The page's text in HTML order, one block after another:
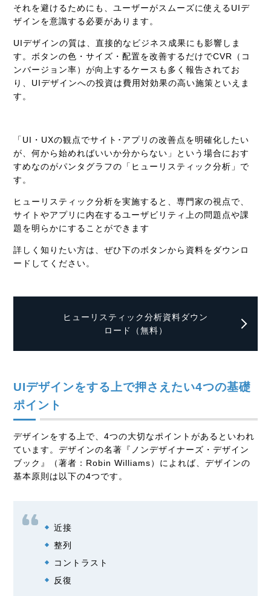
それを避けるためにも、ユーザーがスムーズに使えるUIデ
ザインを意識する必要があります。
UIデザインの質は、直接的なビジネス成果にも影響しま
す。ボタンの色・サイズ・配置を改善するだけでCVR（コ
ンバージョン率）が向上するケースも多く報告されてお
り、UIデザインへの投資は費用対効果の高い施策といえま
す。
「UI・UXの観点でサイト･アプリの改善点を明確化したい
が、何から始めればいいか分からない」という場合におす
すめなのがパンタグラフの「ヒューリスティック分析」で
す。
ヒューリスティック分析を実施すると、専門家の視点で、
サイトやアプリに内在するユーザビリティ上の問題点や課
題を明らかにすることができます
詳しく知りたい方は、ぜひ下のボタンから資料をダウンロ
ードしてください。
ヒューリスティック分析資料ダウン
ロード（無料）
UIデザインをする上で押さえたい4つの基礎
ポイント
デザインをする上で、4つの大切なポイントがあるといわれ
ています。デザインの名著『ノンデザイナーズ・デザイン
ブック』（著者：Robin Williams）によれば、デザインの
基本原則は以下の4つです。
近接
整列
コントラスト
反復